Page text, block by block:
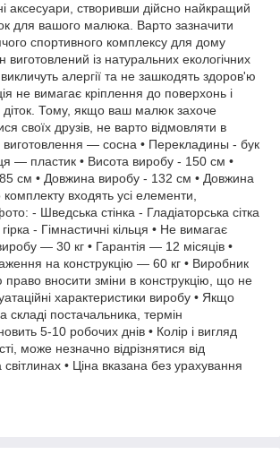
аксесуари, створивши дійсно найкращий
для вашого малюка. Варто зазначити
спортивного комплексу для дому
виготовлений із натуральних екологічних
викличуть алергії та не зашкодять здоров'ю
не вимагає кріплення до поверхонь і
діток. Тому, якщо ваш малюк захоче
своїх друзів, не варто відмовляти в
виготовлення — сосна • Перекладины - бук
— пластик • Висота виробу - 150 см •
см • Довжина виробу - 132 см • Довжина
комплекту входять усі елементи,
- Шведська стінка - Гладіаторська сітка
- Гімнастичні кільця • Не вимагає
— 30 кг • Гарантія — 12 місяців •
на конструкцію — 60 кг • Виробник
вносити зміни в конструкцію, що не
характеристики виробу • Якщо
складі постачальника, термін
5-10 робочих днів • Колір і вигляд
може незначно відрізнятися від
• Ціна вказана без урахування